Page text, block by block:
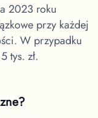
2023 roku
przy każdej
W przypadku
tys. zł.